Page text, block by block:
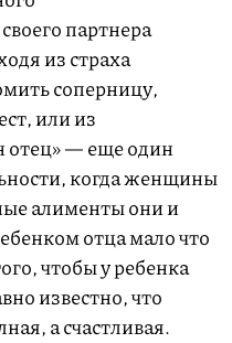
партнера
из страха
соперницу,
или из
отец» — еще один
когда женщины
алименты они и
отца мало что
чтобы у ребенка
известно, что
а счастливая.